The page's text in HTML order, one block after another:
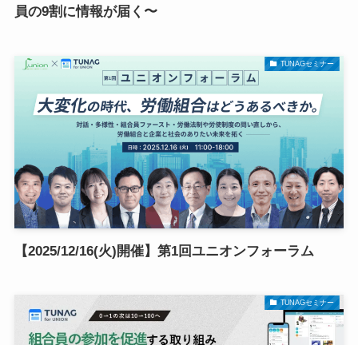
員の9割に情報が届く〜
TUNAGセミナー
【2025/12/16(火)開催】第1回ユニオンフォーラム
TUNAGセミナー